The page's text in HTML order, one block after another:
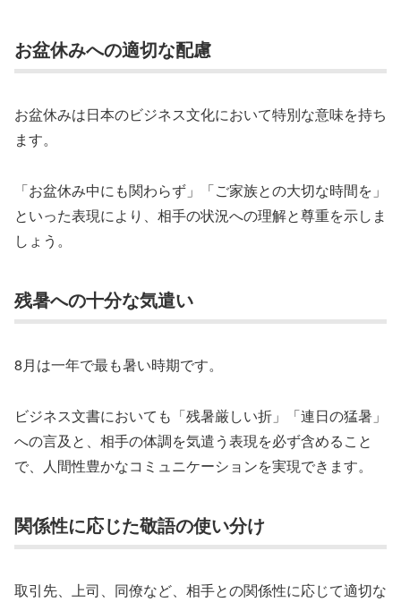
お盆休みへの適切な配慮
お盆休みは日本のビジネス文化において特別な意味を持ち
ます。
「お盆休み中にも関わらず」「ご家族との大切な時間を」
といった表現により、相手の状況への理解と尊重を示しま
しょう。
残暑への十分な気遣い
8月は一年で最も暑い時期です。
ビジネス文書においても「残暑厳しい折」「連日の猛暑」
への言及と、相手の体調を気遣う表現を必ず含めること
で、人間性豊かなコミュニケーションを実現できます。
関係性に応じた敬語の使い分け
取引先、上司、同僚など、相手との関係性に応じて適切な